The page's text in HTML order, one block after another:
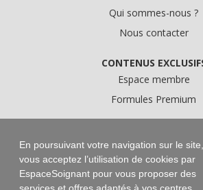
En poursuivant votre navigation sur le site,
vous acceptez l’utilisation de cookies par
EspaceSoignant pour vous proposer des
Qui sommes-nous ?
Nous contacter
CONTENUS
Espace membre
Formules Premium
Conditions Générales
Données personnelles
Conditions Générales de